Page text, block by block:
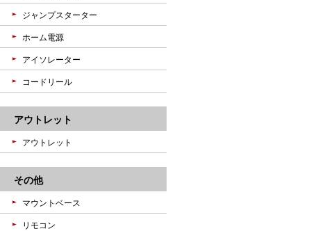
ジャンプスターター
ホーム電源
アイソレーター
コードリール
アウトレット
アウトレット
その他
マウントベース
リモコン